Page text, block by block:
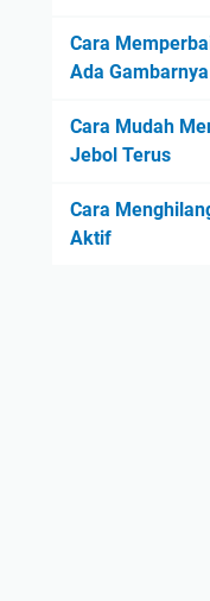
Cara
Ada
Cara Mudah
Jebol Terus
Cara
Aktif